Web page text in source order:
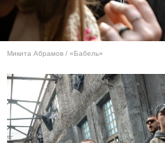
Микита Абрамов / «Бабель»